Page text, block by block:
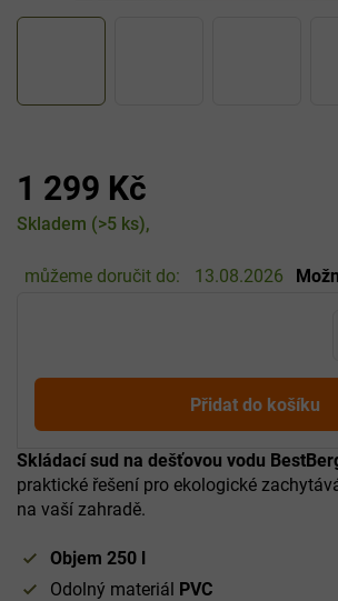
1 299 Kč
Měrná
Skladem (>5 ks)
můžeme doručit do: 13.08.2026
Přidat do košíku
Skládací sud na dešťovou vodu
praktické řešení pro ekologické
na vaší zahradě.
Objem 250 l
Odolný materiál PVC